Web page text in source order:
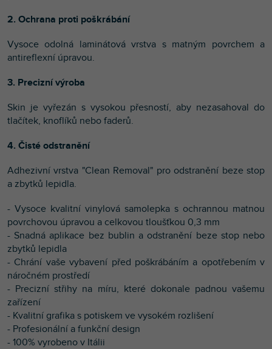
2. Ochrana proti poškrábání
Vysoce odolná laminátová vrstva s matným povrchem a
antireflexní úpravou.
3. Precizní výroba
Skin je vyřezán s vysokou přesností, aby nezasahoval do
tlačítek, knoflíků nebo faderů.
4. Čisté odstranění
Adhezivní vrstva "Clean Removal" pro odstranění beze stop
a zbytků lepidla.
- Vysoce kvalitní vinylová samolepka s ochrannou matnou
povrchovou úpravou a celkovou tloušťkou 0,3 mm
- Snadná aplikace bez bublin a odstranění beze stop nebo
zbytků lepidla
- Chrání vaše vybavení před poškrábáním a opotřebením v
náročném prostředí
- Precizní střihy na míru, které dokonale padnou vašemu
zařízení
- Kvalitní grafika s potiskem ve vysokém rozlišení
- Profesionální a funkční design
- 100% vyrobeno v Itálii